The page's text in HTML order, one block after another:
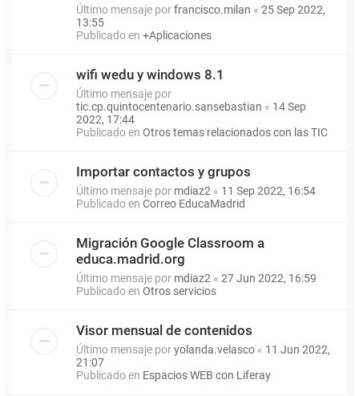
Último mensaje porfrancisco.milan « 25 Sep 2022,
13:55
Publicado en +Aplicaciones
wifi wedu y windows 8.1
Último mensaje por
tic.cp.quintocentenario.sansebastian « 14 Sep
2022, 17:44
Publicado en Otros temas relacionados con las TIC
Importar contactos y grupos
Último mensaje por mdiaz2 « 11 Sep 2022, 16:54
Publicado en Correo EducaMadrid
Migración Google Classroom a
educa.madrid.org
Último mensaje por mdiaz2 « 27 Jun 2022, 16:59
Publicado en Otros servicios
Visor mensual de contenidos
Último mensaje poryolanda.velasco « 11 Jun 2022,
21:07
Publicado en Espacios WEB con Liferay